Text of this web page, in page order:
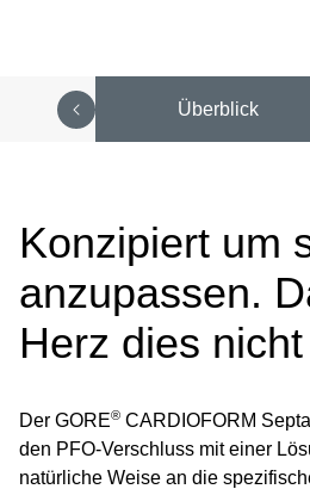
Überblick
Konzipiert um
anzupassen.
Herz dies
Der GORE® CARDIOFORM
den PFO-Verschluss mit einer
natürliche Weise an die